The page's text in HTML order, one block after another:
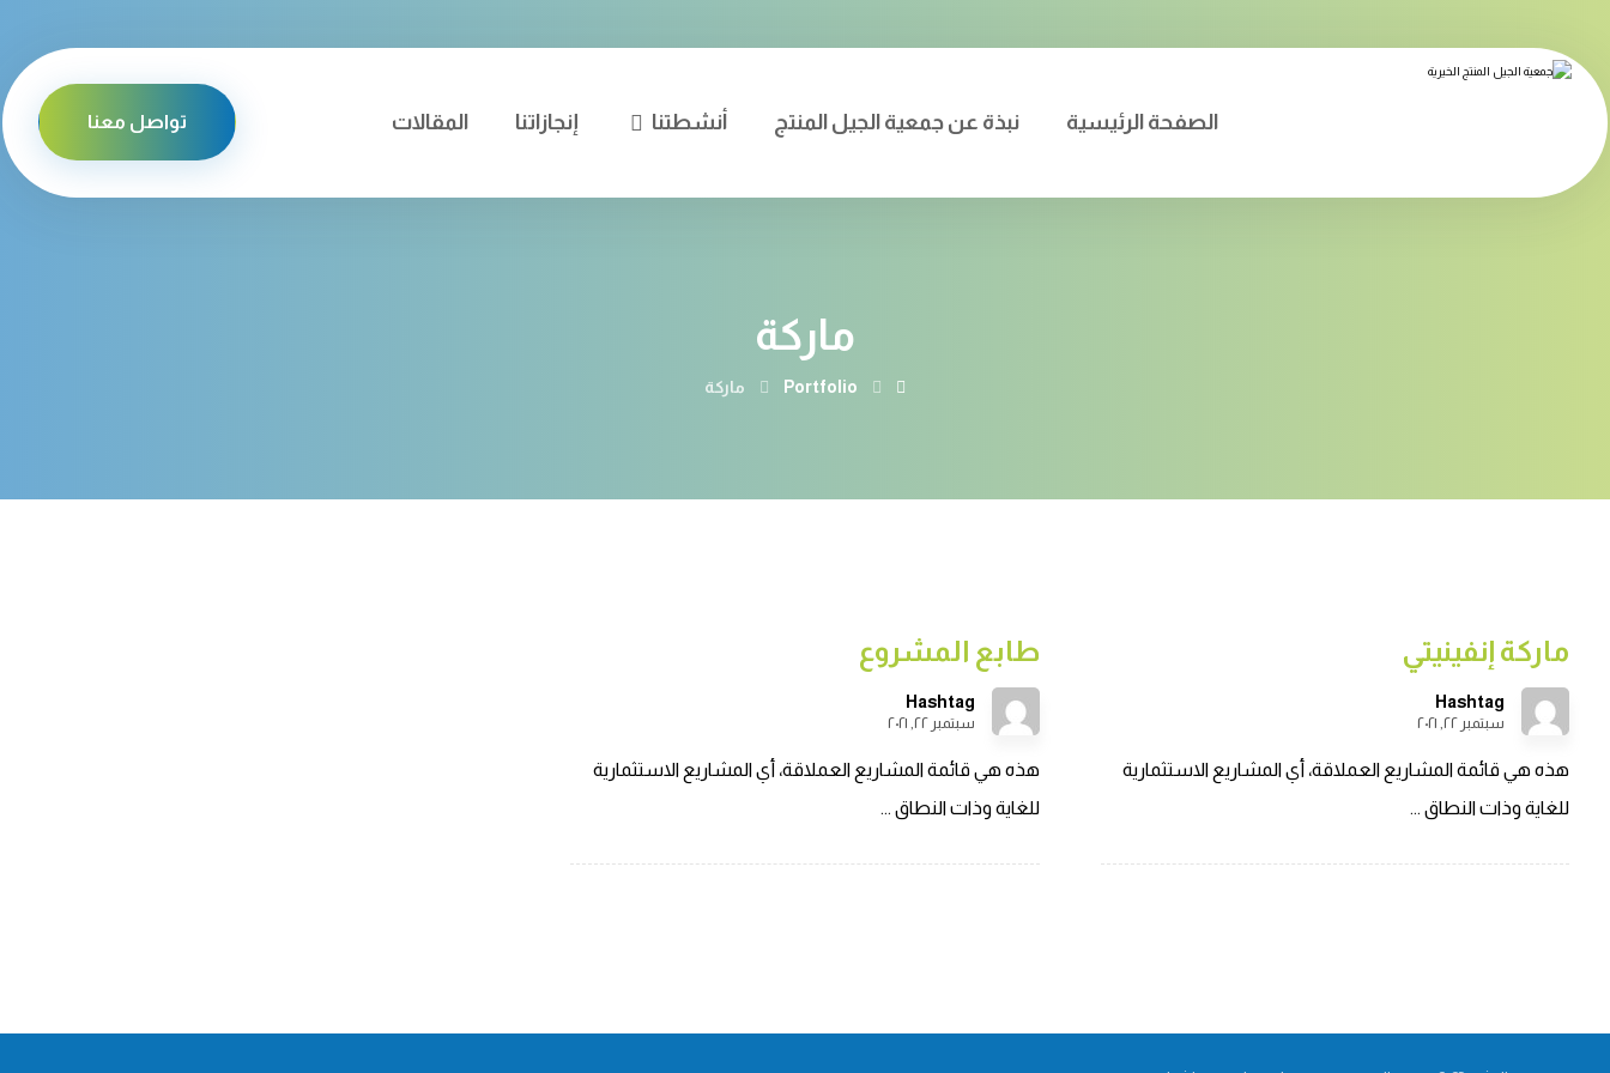
الصفحة الرئيسية نبذة عن جمعية الجيل المنتج أنشطتنا إنجازاتنا المقالات تواصل معنا
ماركة
Portfolio ماركة
ماركة إنفينيتي
Hashtag
سبتمبر ٢٢, ٢٠٢١
هذه هي قائمة المشاريع العملاقة، أي المشاريع الاستثمارية
للغاية وذات النطاق ...
طابع المشروع
Hashtag
سبتمبر ٢٢, ٢٠٢١
هذه هي قائمة المشاريع العملاقة، أي المشاريع الاستثمارية
للغاية وذات النطاق ...